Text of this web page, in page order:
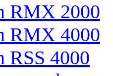
RMX 2000
RMX 4000
RSS 4000